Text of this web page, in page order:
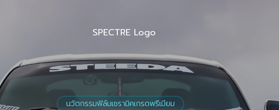
นวัตกรรมฟิล์มเซรามิคเกรดพรีเมียม